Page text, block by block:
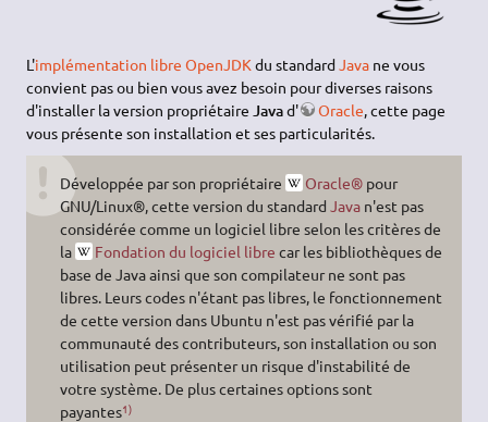
L'implémentation libre OpenJDK du standardJava ne vous
convient pas ou bien vous avez besoin pour diverses raisons
d'installer la version propriétaire Javad' Oracle, cette page
vous présente son installation et ses particularités.
Développée par son propriétaire Oracle®pour
GNU/Linux®, cette version du standard Javan'est pas
considérée comme un logiciel libre selon les critères de
la
Fondation du logiciel libre car les bibliothèques de
base de Java ainsi que son compilateur ne sont pas
libres. Leurs codes n'étant pas libres, le fonctionnement
de cette version dans Ubuntu n'est pas vérifié par la
communauté des contributeurs, son installation ou son
utilisation peut présenter un risque d'instabilité de
votre système. De plus certaines options sont
payantes1)